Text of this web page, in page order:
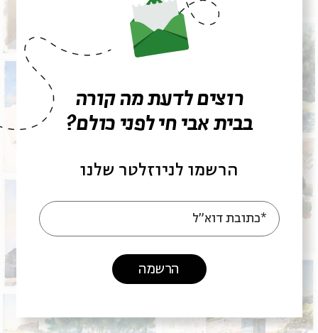
רוצים לדעת מה קורה
בבית אבי חי לפני כולם?
הרשמו לניוזלטר שלנו
*כתובת דוא"ל
הרשמה